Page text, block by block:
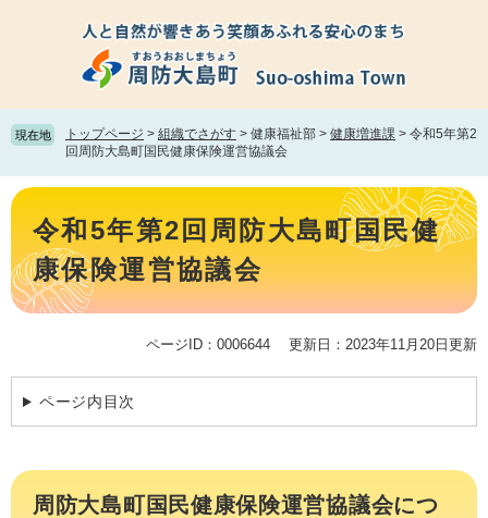
頭
で
飛
ば
て
現在地 トップページ > 組織でさがす > 健康福祉部 > 健康増進課 > 令和5年第2
回周防大島町国民健康保険運営協議会
本
令和5年第2回周防大島町国民健
康保険運営協議会
ページID：0006644 更新日：2023年11月20日更新
ページ内目次
周防大島町国民健康保険運営協議会につ